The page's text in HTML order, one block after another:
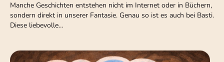
Manche Geschichten entstehen nicht im Internet oder in Büchern,
sondern direkt in unserer Fantasie. Genau so ist es auch bei Basti.
Diese liebevolle…